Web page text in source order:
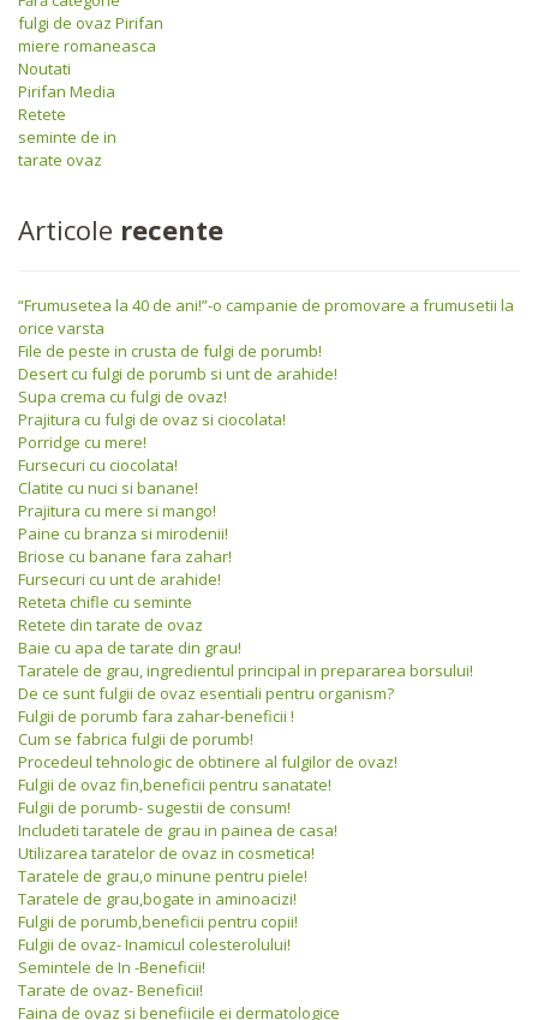
fulgi de ovaz Pirifan
miere romaneasca
Noutati
Pirifan Media
Retete
seminte de in
tarate ovaz
Articole recente
“Frumusetea la 40 de ani!”-o campanie de promovare a frumusetii la
orice varsta
File de peste in crusta de fulgi de porumb!
Desert cu fulgi de porumb si unt de arahide!
Supa crema cu fulgi de ovaz!
Prajitura cu fulgi de ovaz si ciocolata!
Porridge cu mere!
Fursecuri cu ciocolata!
Clatite cu nuci si banane!
Prajitura cu mere si mango!
Paine cu branza si mirodenii!
Briose cu banane fara zahar!
Fursecuri cu unt de arahide!
Reteta chifle cu seminte
Retete din tarate de ovaz
Baie cu apa de tarate din grau!
Taratele de grau, ingredientul principal in prepararea borsului!
De ce sunt fulgii de ovaz esentiali pentru organism?
Fulgii de porumb fara zahar-beneficii !
Cum se fabrica fulgii de porumb!
Procedeul tehnologic de obtinere al fulgilor de ovaz!
Fulgii de ovaz fin,beneficii pentru sanatate!
Fulgii de porumb- sugestii de consum!
Includeti taratele de grau in painea de casa!
Utilizarea taratelor de ovaz in cosmetica!
Taratele de grau,o minune pentru piele!
Taratele de grau,bogate in aminoacizi!
Fulgii de porumb,beneficii pentru copii!
Fulgii de ovaz- Inamicul colesterolului!
Semintele de In -Beneficii!
Tarate de ovaz- Beneficii!
Faina de ovaz si benefiicile ei dermatologice